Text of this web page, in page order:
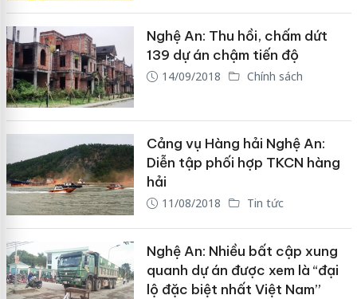
Nghệ An: Thu hồi, chấm dứt
139 dự án chậm tiến độ
14/09/2018 Chính sách
Cảng vụ Hàng hải Nghệ An:
Diễn tập phối hợp TKCN hàng
hải
11/08/2018 Tin tức
Nghệ An: Nhiều bất cập xung
quanh dự án được xem là “đại
lộ đặc biệt nhất Việt Nam”